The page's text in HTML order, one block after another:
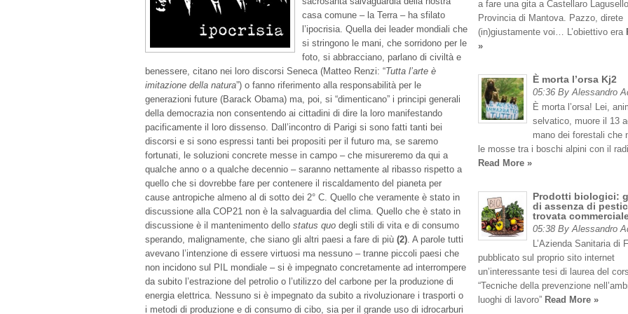
casa comune – la Terra – ha sfilato
l’ipocrisia. Quella dei leader mondiali che
si stringono le mani, che sorridono per le
foto, si abbracciano, parlano di civiltà e
benessere, citano nei loro discorsi Seneca (Matteo Renzi: “Tutta l’arte è
imitazione della natura”) o fanno riferimento alla responsabilità per le
generazioni future (Barack Obama) ma, poi, si “dimenticano” i principi generali
della democrazia non consentendo ai cittadini di dire la loro manifestando
pacificamente il loro dissenso. Dall’incontro di Parigi si sono fatti tanti bei
discorsi e si sono espressi tanti bei propositi per il futuro ma, se saremo
fortunati, le soluzioni concrete messe in campo – che misureremo da qui a
qualche anno o a qualche decennio – saranno nettamente al ribasso rispetto a
quello che si dovrebbe fare per contenere il riscaldamento del pianeta per
cause antropiche almeno al di sotto dei 2° C. Quello che veramente è stato in
discussione alla COP21 non è la salvaguardia del clima. Quello che è stato in
discussione è il mantenimento dello status quo degli stili di vita e di consumo
sperando, malignamente, che siano gli altri paesi a fare di più (2). A parole tutti
avevano l’intenzione di essere virtuosi ma nessuno – tranne piccoli paesi che
non incidono sul PIL mondiale – si è impegnato concretamente ad interrompere
da subito l’estrazione del petrolio o l’utilizzo del carbone per la produzione di
energia elettrica. Nessuno si è impegnato da subito a rivoluzionare i trasporti o
i metodi di produzione e di consumo di cibo, sia per il grande uso di idrocarburi
a fare una gita a Castellaro
Provincia di Mantova. Pazzo, direte
(in)giustamente voi… L’obiettivo era
»
È morta l’orsa Kj2
05:36 By Alessandro
È morta l’orsa! Lei,
selvatico, muore il 13
mano dei forestali che
le mosse tra i boschi alpini con il
Read More »
Prodotti biologici:
di assenza di
trovata
05:38 By Alessandro
L’Azienda Sanitaria di
pubblicato sul proprio sito internet
un’interessante tesi di laurea del
“Tecniche della prevenzione
luoghi di lavoro” Read More »